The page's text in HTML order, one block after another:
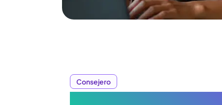
Consejero